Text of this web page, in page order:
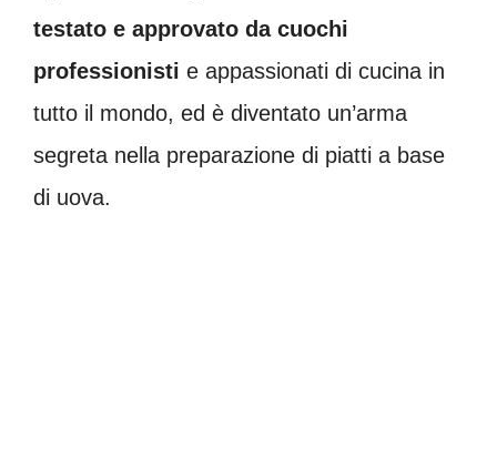
testato e approvato da cuochi
professionisti e appassionati di cucina in
tutto il mondo, ed è diventato un’arma
segreta nella preparazione di piatti a base
di uova.